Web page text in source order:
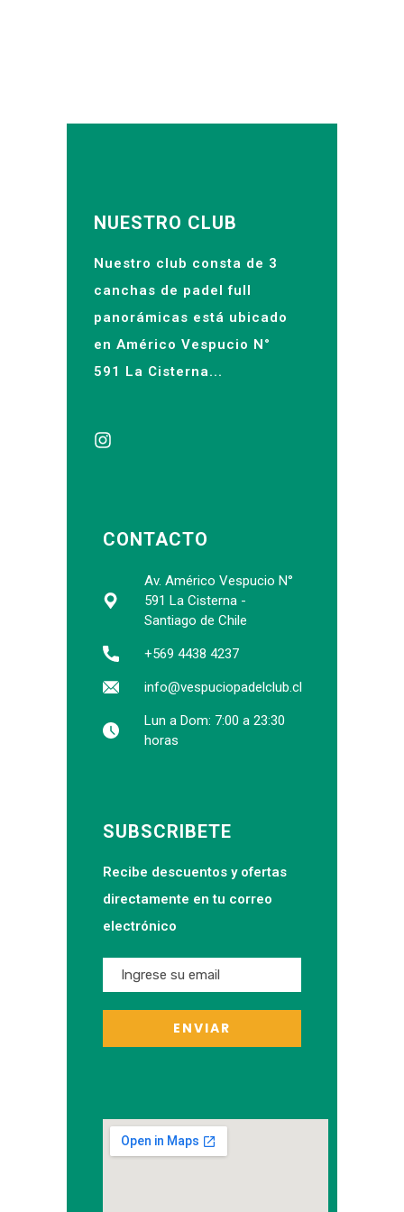
NUESTRO CLUB
Nuestro club consta de 3
canchas de padel full
panorámicas está ubicado
en Américo Vespucio N°
591 La Cisterna...
CONTACTO
Av. Américo Vespucio N°
591 La Cisterna -
Santiago de Chile
+569 4438 4237
info@vespuciopadelclub.cl
Lun a Dom: 7:00 a 23:30
horas
SUBSCRIBETE
Recibe descuentos y ofertas
directamente en tu correo
electrónico